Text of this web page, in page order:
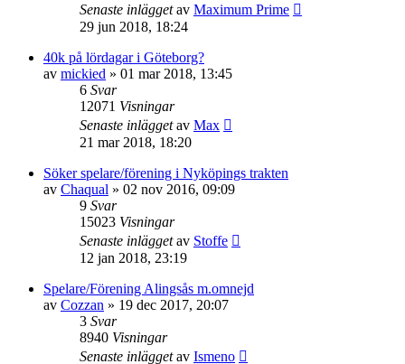
Senaste inläggetav Maximum Prime
29 jun 2018, 18:24
40k på lördagar i Göteborg?
av mickied » 01 mar 2018, 13:45
6 Svar
12071 Visningar
Senaste inläggetav Max
21 mar 2018, 18:20
Söker spelare/förening i Nyköpings trakten
av Chaqual » 02 nov 2016, 09:09
9 Svar
15023 Visningar
Senaste inläggetav Stoffe
12 jan 2018, 23:19
Spelare/Förening Alingsås m.omnejd
av Cozzan » 19 dec 2017, 20:07
3 Svar
8940 Visningar
Senaste inläggetav Ismeno